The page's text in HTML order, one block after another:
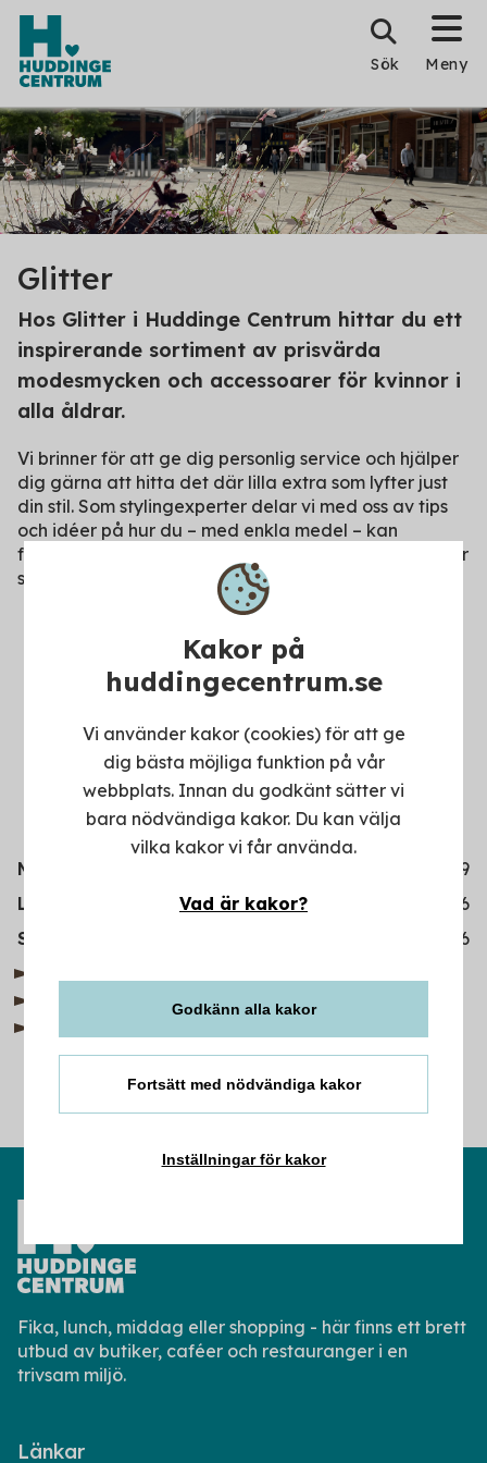
Kakor på
huddingecentrum.se
Vi använder kakor (cookies) för att ge
dig bästa möjliga funktion på vår
webbplats. Innan du godkänt sätter vi
bara nödvändiga kakor. Du kan välja
vilka kakor vi får använda.
Vad är kakor?
Godkänn alla kakor
Fortsätt med nödvändiga kakor
Inställningar för kakor
Sök Meny
Glitter
Hos Glitter i Huddinge Centrum hittar du ett
inspirerande sortiment av prisvärda
modesmycken och accessoarer för kvinnor i
alla åldrar.
Vi brinner för att ge dig personlig service och hjälper
dig gärna att hitta det där lilla extra som lyfter just
din stil. Som stylingexperter delar vi med oss av tips
och idéer på hur du – med enkla medel – kan
förstärka din personliga look och känna dig ännu mer
som dig själv.
Måndag-fredag
10-19
Lördag
10-16
Söndag
11-16
Glitter.se
Fika, lunch, middag eller shopping - här finns ett brett
utbud av butiker, caféer och restauranger i en
trivsam miljö.
Länkar